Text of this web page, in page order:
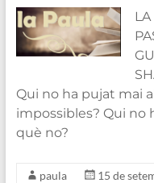
LA
Qui no ha pujat mai
impossibles? Qui no
què no?
paula
15 de